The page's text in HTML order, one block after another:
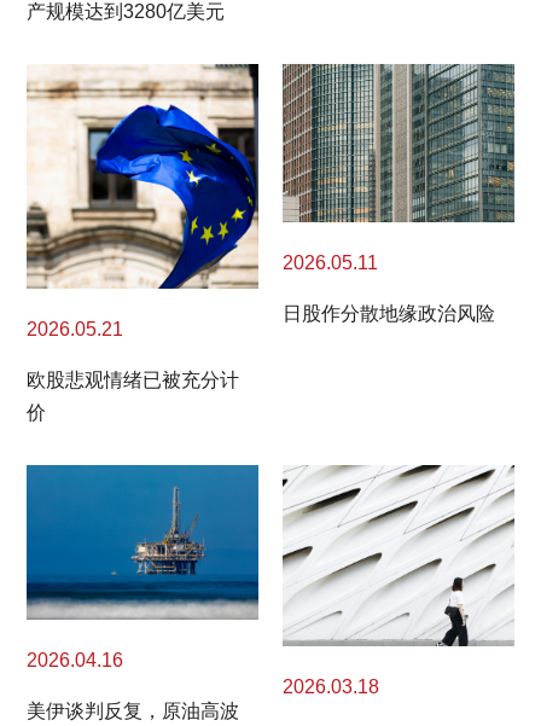
产规模达到3280亿美元
2026.05.21
欧股悲观情绪已被充分计
价
2026.05.11
日股作分散地缘政治风险
2026.04.16
美伊谈判反复，原油高波
2026.03.18